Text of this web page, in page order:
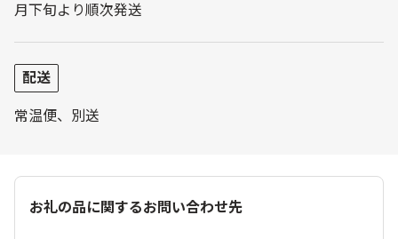
月下旬より順次発送
配送
常温便、別送
お礼の品に関するお問い合わせ先